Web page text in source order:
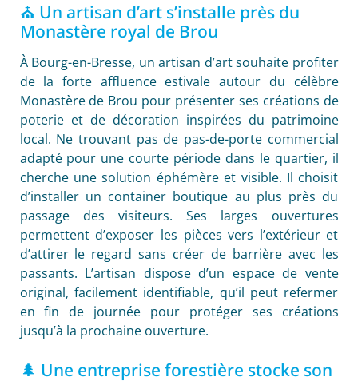
⛪ Un artisan d’art s’installe près du
Monastère royal de Brou
À Bourg-en-Bresse, un artisan d’art souhaite profiter
de la forte affluence estivale autour du célèbre
Monastère de Brou pour présenter ses créations de
poterie et de décoration inspirées du patrimoine
local. Ne trouvant pas de pas-de-porte commercial
adapté pour une courte période dans le quartier, il
cherche une solution éphémère et visible. Il choisit
d’installer un container boutique au plus près du
passage des visiteurs. Ses larges ouvertures
permettent d’exposer les pièces vers l’extérieur et
d’attirer le regard sans créer de barrière avec les
passants. L’artisan dispose d’un espace de vente
original, facilement identifiable, qu’il peut refermer
en fin de journée pour protéger ses créations
jusqu’à la prochaine ouverture.
🌲 Une entreprise forestière stocke son